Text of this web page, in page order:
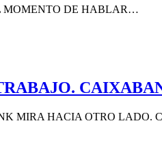
MOMENTO DE HABLAR…
MIRA HACIA OTRO